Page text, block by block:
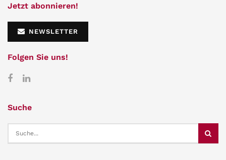
Jetzt abonnieren!
NEWSLETTER
Folgen Sie uns!
Suche